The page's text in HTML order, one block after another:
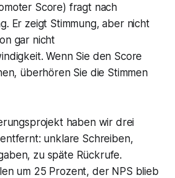
Score) fragt nach
Er zeigt Stimmung, aber nicht
gar nicht
Wenn Sie den Score
überhören Sie die Stimmen
haben wir drei
unklare Schreiben,
zu späte Rückrufe.
um 25 Prozent, der NPS blieb